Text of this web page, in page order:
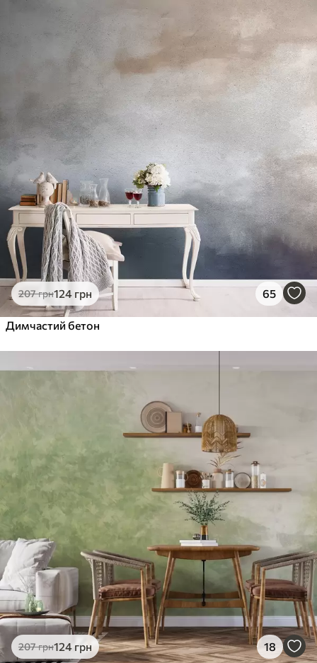
Стандарт
грн /м²
Преміум
1066 640 грн
Преміум Вініл
1216 грн /м²
Peel and Stick
1458875грн/м²
207грн124 грн 65
Димчастий бетон
207грн124 грн 18